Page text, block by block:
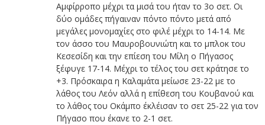
Αμφίρροπο μέχρι τα μισά του ήταν το 3ο σετ. Οι
δύο ομάδες πήγαιναν πόντο πόντο μετά από
μεγάλες μονομαχίες στο φιλέ μέχρι το 14-14. Με
τον άσσο του Μαυροβουνιώτη και το μπλοκ του
Κεσεσίδη και την επίεση του Μίλη ο Πήγασος
ξέφυγε 17-14. Μέχρι το τέλος του σετ κράτησε το
+3. Πρόσκαιρα η Καλαμάτα μείωσε 23-22 με το
λάθος του Λεόν αλλά η επίθεση του Κουβανού και
το λάθος του Οκάμπο έκλέισαν το σετ 25-22 για τον
Πήγασο που έκανε το 2-1 σετ.